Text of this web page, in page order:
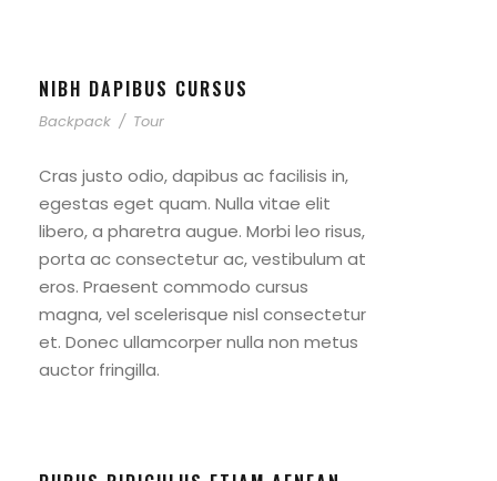
NIBH DAPIBUS CURSUS
Backpack / Tour
Cras justo odio, dapibus ac facilisis in,
egestas eget quam. Nulla vitae elit
libero, a pharetra augue. Morbi leo risus,
porta ac consectetur ac, vestibulum at
eros. Praesent commodo cursus
magna, vel scelerisque nisl consectetur
et. Donec ullamcorper nulla non metus
auctor fringilla.